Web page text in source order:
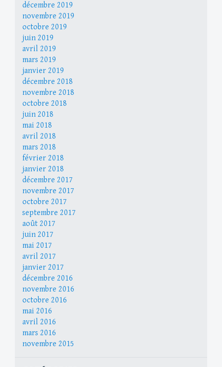
décembre 2019
novembre 2019
octobre 2019
juin 2019
avril 2019
mars 2019
janvier 2019
décembre 2018
novembre 2018
octobre 2018
juin 2018
mai 2018
avril 2018
mars 2018
février 2018
janvier 2018
décembre 2017
novembre 2017
octobre 2017
septembre 2017
août 2017
juin 2017
mai 2017
avril 2017
janvier 2017
décembre 2016
novembre 2016
octobre 2016
mai 2016
avril 2016
mars 2016
novembre 2015